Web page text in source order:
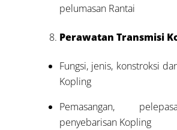
pelumasan Rantai
Perawatan Transmisi
Fungsi, jenis, konstroksi
Kopling
Pemasangan,
penyebarisan Kopling